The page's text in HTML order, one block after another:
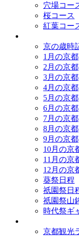
穴場コー
桜コース
紅葉コー
京の歳時
1月の京都
2月の京都
3月の京都
4月の京都
5月の京都
6月の京都
7月の京都
8月の京都
9月の京都
10月の京
11月の京
12月の京
葵祭日程
祇園祭日
祇園祭山
時代祭ギ
京都観光